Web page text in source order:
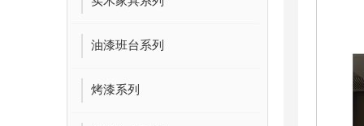
油漆班台系列
烤漆系列